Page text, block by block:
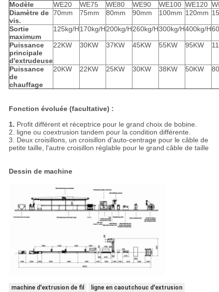
Modèle WE20 WE75 WE80 WE90 WE100 WE120
Diamètre de
vis.
70mm 75mm 80mm 90mm 100mm 120mm
Sortie
maximum
125kg/H170kg/H200kg/H260kg/H300kg/H400kg/H
Puissance
principale
d'extrudeuse
22KW 30KW 37KW 45KW 55KW 95KW
Puissance
de
chauffage
20KW 22KW 25KW 30KW 38KW 50KW
Fonction évoluée (facultative) :
1. Profit différent et réceptrice pour le grand choix de bobine.
2. ligne ou coextrusion tandem pour la condition différente.
3. Deux croisillons, un croisillon d'auto-centrage pour le câble de
petite taille, l'autre croisillon réglable pour le grand câble de taille
Dessin de machine
machine d'extrusion de fil
ligne en caoutchouc d'extrusion